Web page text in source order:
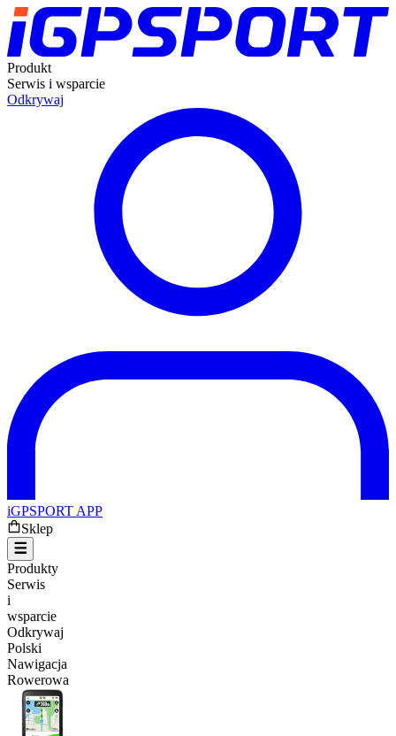
Produkt
Serwis i wsparcie
Odkrywaj
iGPSPORT APP
Sklep
Produkty
Serwis
i
wsparcie
Odkrywaj
Polski
Nawigacja
Rowerowa